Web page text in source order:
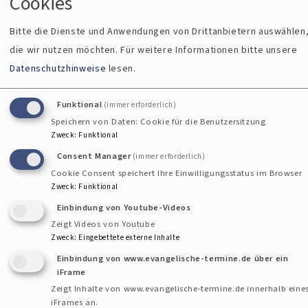
Sonntagsblatt
1 Tag 8 Stunden ago
Der AfD-Politiker Benjamin Nolte aus dem Stimmkreis
Weilheim-Schongau steht unter Beobachtung des
bayerischen Verfassungsschutzes. Damit ist er der dritte
Landtagsabgeordnete seiner Partei, der überwacht wird.
epd
Anschlag auf Verdi-Demo: Angeklagter zu
lebenslanger Haft verurteilt
1 Tag 11 Stunden ago
Bitte die Dienste und Anwendungen von Drittanbietern
die wir nutzen möchten.Für weitere Informationen bitte unsere
Datenschutzhinweise lesen.
Funktional (immer erforderlich)
Speichern von Daten: Cookie für die Benutzersitzung
Zweck: Funktional
Consent Manager (immer erforderlich)
Cookie Consent speichert Ihre Einwilligungsstatus im Browser
Zweck: Funktional
Einbindung von Youtube-Videos
Zeigt Videos von Youtube
Zweck: Eingebettete externe Inhalte
Einbindung von www.evangelische-termine.de über ein
iFrame
Zeigt Inhalte von www.evangelische-termine.de innerhalb
iFrames an.